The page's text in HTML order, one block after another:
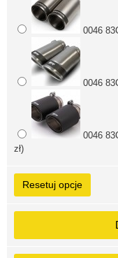
0046
0046
0046
zł)
Resetuj opcje